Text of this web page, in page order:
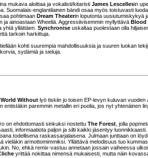
mukava aloittaa ja vokalisti/kitaristi James Lescellesin
Suomalais-englantilainen bändi osaa myös toistuvasti
saa pohtimaan Dream Theaterin loputonta uusiutumiskykyä
ja ainoastaan Wheeliä. Aggressiivisemmin myllyttävä Blood
yhtä yllättäen. Synchronise uskaltaa puolestaan olla
tarkoin harkittuja.
kohti suurempia mahdollisuuksia ja suuren luokan
sydämiä ja sieluja.
World Without lyö tiskiin jo toisen EP-levyn kuluvan
entistäkin paremmin metallin eri puolia, jos nyt yhtenäinen
on ehdottomasti sinkuksi nostettu The Forest , jolla
informaatiota paljon ja silti kaikki jäsentyy
todellisena raskassarjalaisena. Julmaan junttaan on
vieläkin armottomimmiksi. Yllättävä melodisuus tuo
No, ehkä remix-vastuu annetaan jossain vaiheessa
yrittää nokittaa nimensä mukaisesti, mutta näin